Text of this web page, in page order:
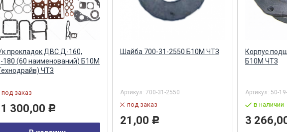
к прокладок ДВС Д-160,
180 (60 наименований) Б10М
ЧТЗ
под заказ
300,00 Р
Шайба 700-31-2550 Б10М ЧТЗ
Артикул: 700-31-2550
под заказ
21,00 Р
Корпус
Б10М ЧТЗ
Артикул: 50-
в наличии
3